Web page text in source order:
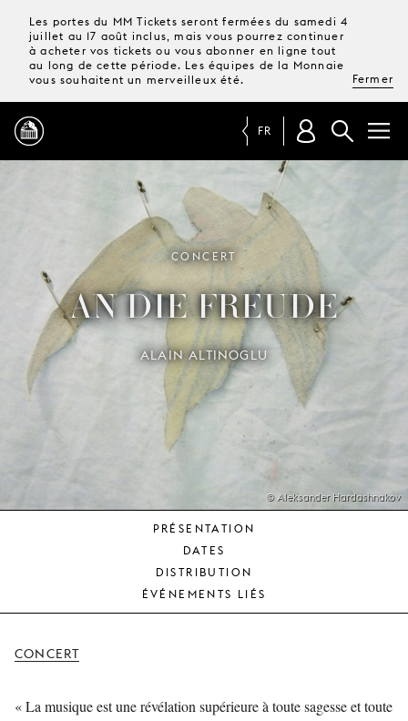
Les portes du MM Tickets seront fermées du samedi 4
juillet au 17 août inclus, mais vous pourrez continuer
à acheter vos tickets ou vous abonner en ligne tout
au long de cette période. Les équipes de la Monnaie
vous souhaitent un merveilleux été.
Fermer
PROGRAMME
MAGAZINE
TICKETS &
ABONNEMENTS
VOTRE
VISITE
PUBLIC
MONNAIE
SOUTENIR
FR
© Aleksander Hardashnakov
CONCERT
AN DIE FREUDE
ALAIN ALTINOGLU
PRÉSENTATION
DATES
DISTRIBUTION
ÉVÉNEMENTS LIÉS
CONCERT
« La musique est une révélation supérieure à toute sagesse et toute